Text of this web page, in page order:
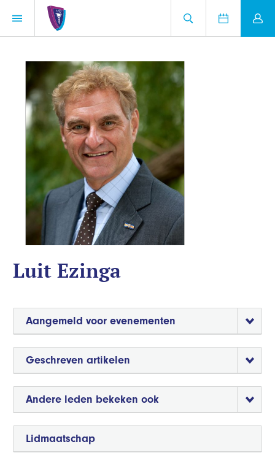
Lidmaatschap
Luit Ezinga
Aangemeld voor evenementen
Geschreven artikelen
Andere leden bekeken ook